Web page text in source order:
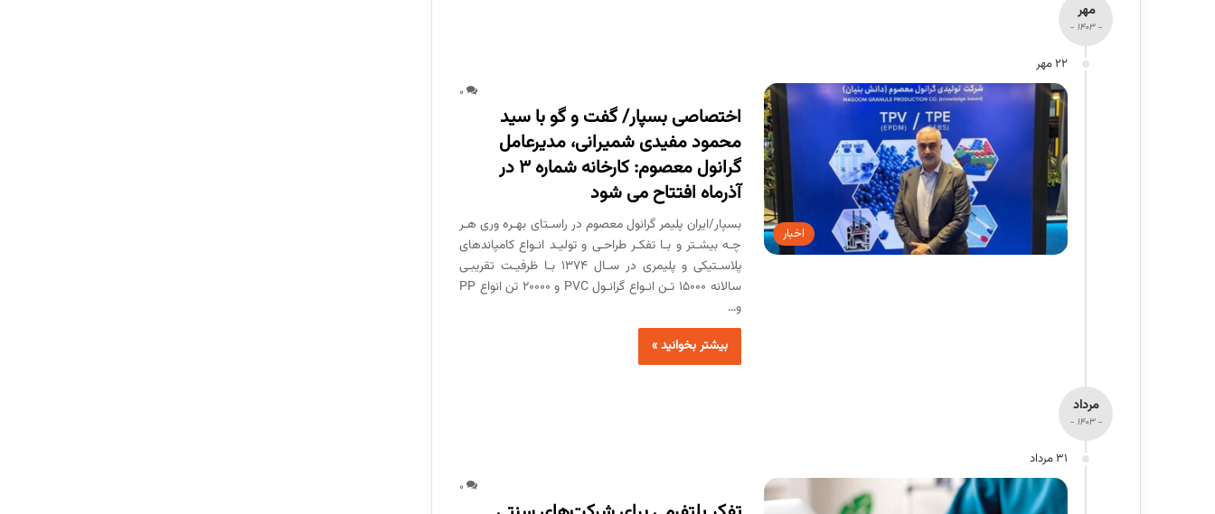
مهر
- 1403 -
22 مهر
اخبار
0
اختصاصی بسپار/ گفت و گو با سید
محمود مفیدی شمیرانی، مدیرعامل
گرانول معصوم: کارخانه شماره 3 در
آذرماه افتتاح می شود
بسپار/ایران پلیمر گرانول معصوم در راسـتای بهـره وری هـر
چـه بیشـتر و بـا تفکـر طراحـی و تولیـد انـواع کامپاندهای
پلاسـتیکی و پلیمری در سـال 1374 بـا ظرفیـت تقریبـی
سالانه 15000 تـن انـواع گرانـول PVC و 20000 تن انواع PP
و…
بیشتر بخوانید »
مرداد
- 1403 -
31 مرداد
0